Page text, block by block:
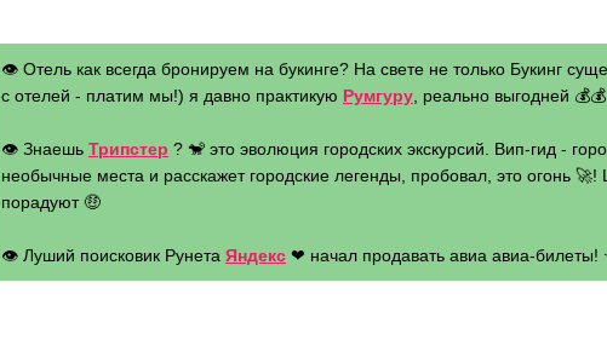
👁 Отель как всегда бронируем на букинге? На свете не только Букинг
с отелей - платим мы!) я давно практикую Румгуру , реально выгодней 💰💰
👁 Знаешь Трипстер ? 🐒 это эволюция городских экскурсий. Вип-гид -
необычные места и расскажет городские легенды, пробовал, это огонь
порадуют 🤑
👁 Луший поисковик Рунета Яндекс ❤ начал продавать авиа авиа-билеты!